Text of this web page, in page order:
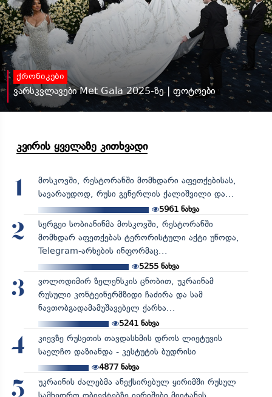
ქრონიკები
ვარსკვლავები Met Gala 2025-ზე | ფოტოები
კვირის ყველაზე კითხვადი
1
მოსკოვში, რესტორანში მომხდარი აფეთქებისას,
სავარაუდოდ, რუსი გენერლის ქალიშვილი და...
5961 ნახვა
2
სერგეი სობიანინმა მოსკოვში, რესტორანში
მომხდარ აფეთქებას ტერორისტული აქტი უწოდა,
Telegram-არხების ინფორმაც...
5255ნახვა
3
ვოლოდიმირ ზელენსკის ცნობით, უკრაინამ
რუსული კონტეინერმზიდი ჩაძირა და სამ
ნავთობგადამამუშავებელ ქარხა...
5241ნახვა
4
კიევზე რუსეთის თავდასხმის დროს ლიეტუვის
საელჩო დაზიანდა - კესტუტის ბუდრისი
4877ნახვა
5
უკრაინის ძალებმა ანექსირებულ ყირიმში რუსულ